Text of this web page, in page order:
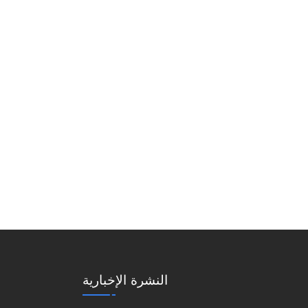
النشرة الإخبارية